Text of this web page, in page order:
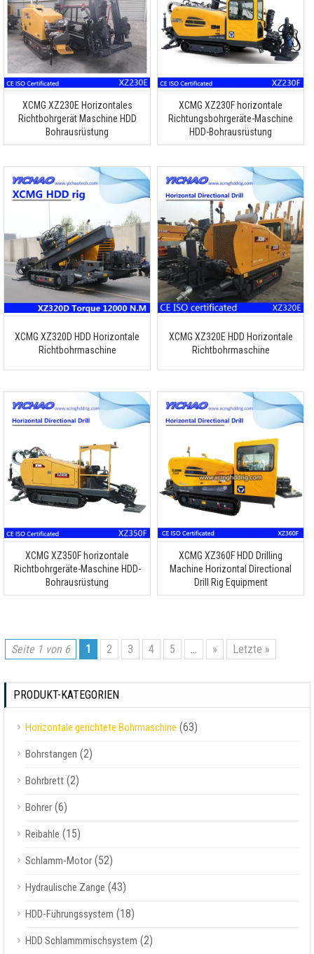
XCMG XZ230E Horizontales
Richtbohrgerät Maschine HDD
Bohrausrüstung
XCMG XZ230F horizontale
Richtungsbohrgeräte-Maschine
HDD-Bohrausrüstung
XCMG XZ320D HDD Horizontale
Richtbohrmaschine
XCMG XZ320E HDD Horizontale
Richtbohrmaschine
XCMG XZ350F horizontale
Richtbohrgeräte-Maschine HDD-
Bohrausrüstung
XCMG XZ360F HDD Drilling
Machine Horizontal Directional
Drill Rig Equipment
Seite 1 von 6 1 2 3 4 5 ... » Letzte »
PRODUKT-KATEGORIEN
Horizontale gerichtete Bohrmaschine (63)
Bohrstangen (2)
Bohrbrett (2)
Bohrer (6)
Reibahle (15)
Schlamm-Motor (52)
Hydraulische Zange (43)
HDD-Führungssystem (18)
HDD Schlammmischsystem (2)